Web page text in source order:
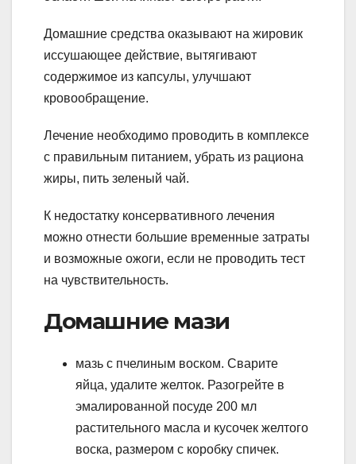
Домашние средства оказывают на жировик
иссушающее действие, вытягивают
содержимое из капсулы, улучшают
кровообращение.
Лечение необходимо проводить в комплексе
с правильным питанием, убрать из рациона
жиры, пить зеленый чай.
К недостатку консервативного лечения
можно отнести большие временные затраты
и возможные ожоги, если не проводить тест
на чувствительность.
Домашние мази
мазь с пчелиным воском. Сварите
яйца, удалите желток. Разогрейте в
эмалированной посуде 200 мл
растительного масла и кусочек желтого
воска, размером с коробку спичек.